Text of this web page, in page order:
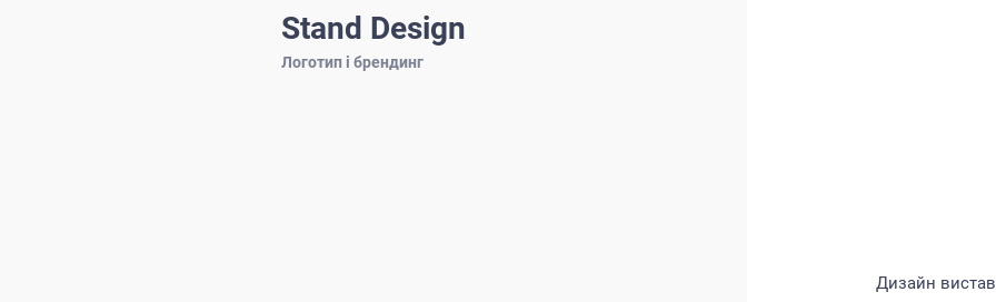
Stand Design
Логотип і брендинг
Дизайн